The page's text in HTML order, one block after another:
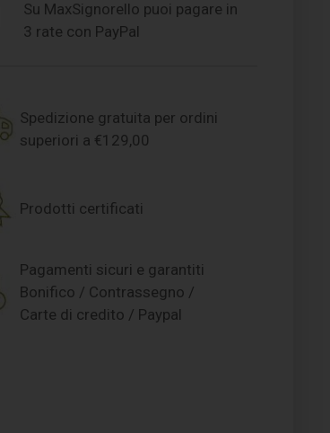
Su MaxSignorello puoi pagare in
3 rate con PayPal
Spedizione gratuita per ordini
superiori a €129,00
Prodotti certificati
Pagamenti sicuri e garantiti
Bonifico / Contrassegno /
Carte di credito / Paypal